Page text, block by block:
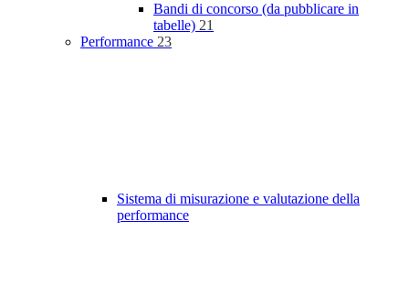
Bandi di concorso (da pubblicare in
tabelle) 21
Performance 23
Sistema di misurazione e valutazione della
performance